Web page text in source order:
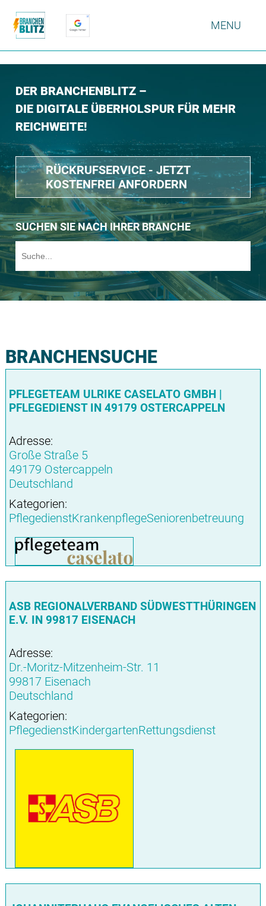
MENU
DER BRANCHENBLITZ –
DIE DIGITALE ÜBERHOLSPUR FÜR MEHR
REICHWEITE!
RÜCKRUFSERVICE - JETZT
KOSTENFREI ANFORDERN
SUCHEN SIE NACH IHRER BRANCHE
BRANCHENSUCHE
PFLEGETEAM ULRIKE CASELATO GMBH |
PFLEGEDIENST IN 49179 OSTERCAPPELN
Adresse:
Große Straße 5
49179 Ostercappeln
Deutschland
Kategorien:
PflegedienstKrankenpflegeSeniorenbetreuung
ASB REGIONALVERBAND SÜDWESTTHÜRINGEN
E.V. IN 99817 EISENACH
Adresse:
Dr.-Moritz-Mitzenheim-Str. 11
99817 Eisenach
Deutschland
Kategorien:
PflegedienstKindergartenRettungsdienst